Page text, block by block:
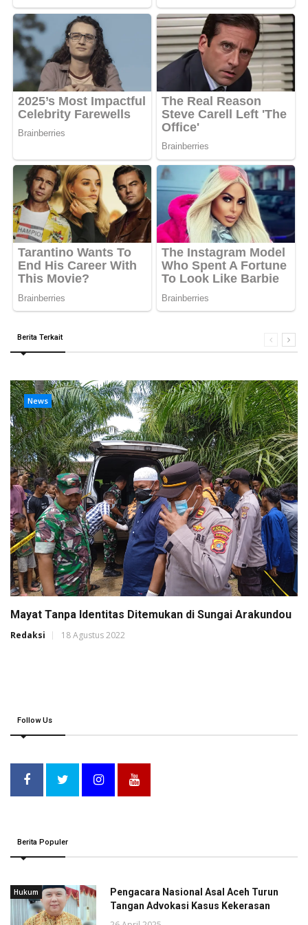
Berita Terkait
News
Mayat Tanpa Identitas Ditemukan di Sungai Arakundou
Redaksi 18 Agustus 2022
Follow Us
Berita Populer
Hukum
Pengacara Nasional Asal Aceh Turun
Tangan Advokasi Kasus Kekerasan